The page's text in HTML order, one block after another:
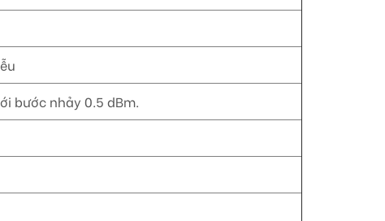
bước nhảy 0.5 dBm.